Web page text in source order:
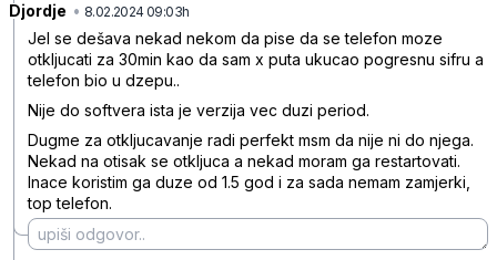
Djordje • 8.02.2024 09:03h
Jel se dešava nekad nekom da pise da se telefon moze
otkljucati za 30min kao da sam x puta ukucao pogresnu sifru a
telefon bio u dzepu..
Nije do softvera ista je verzija vec duzi period.
Dugme za otkljucavanje radi perfekt msm da nije ni do njega.
Nekad na otisak se otkljuca a nekad moram ga restartovati.
Inace koristim ga duze od 1.5 god i za sada nemam zamjerki,
top telefon.